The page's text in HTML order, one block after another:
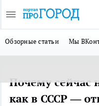
Обзорные статьи Мы
Почему сейчас
как в СССР —